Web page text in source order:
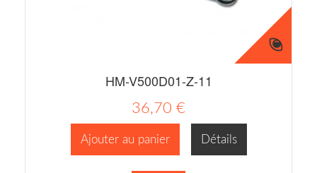
HM-V500D01-Z-11
36,70 €
Ajouter au panier Détails